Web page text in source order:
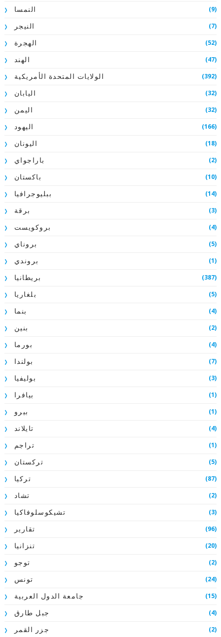
النمسا (9)
النيجر (7)
الهجرة (52)
الهند (47)
الولايات المتحدة الأمريكية (392)
اليابان (32)
اليمن (32)
اليهود (166)
اليونان (18)
باراجواي (2)
باكستان (10)
ببليوجرافيا (14)
برقة (3)
بروكويست (4)
بروناي (5)
بروندي (1)
بريطانيا (387)
بلغاريا (5)
بنما (4)
بنين (2)
بورما (4)
بولندا (7)
بوليفيا (3)
بيافرا (1)
بيرو (1)
تايلاند (4)
تراجم (1)
تركستان (5)
تركيا (87)
تشاد (2)
تشيكوسلوفاكيا (3)
تقارير (96)
تنزانيا (20)
توجو (2)
تونس (24)
جامعة الدول العربية (15)
جبل طارق (4)
جزر القمر (2)